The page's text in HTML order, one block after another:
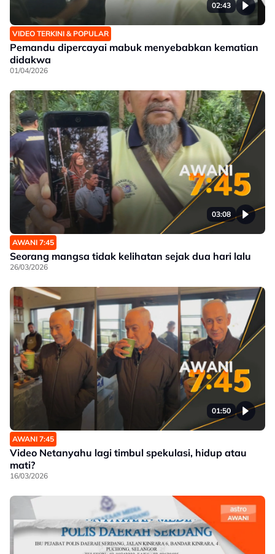
02:43
VIDEO TERKINI & POPULAR
Pemandu dipercayai mabuk menyebabkan kematian
didakwa
01/04/2026
03:08
AWANI 7:45
Seorang mangsa tidak kelihatan sejak dua hari lalu
26/03/2026
01:50
AWANI 7:45
Video Netanyahu lagi timbul spekulasi, hidup atau
mati?
16/03/2026